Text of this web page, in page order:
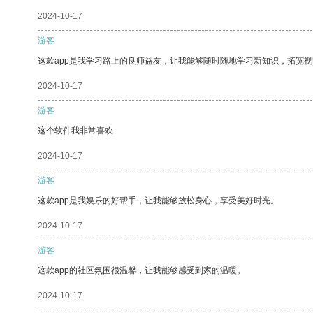
2024-10-17
游客
这款app是我学习路上的良师益友，让我能够随时随地学习新知识，拓宽
2024-10-17
游客
这个软件我非常喜欢
2024-10-17
游客
这款app是我娱乐的好帮手，让我能够放松身心，享受美好时光。
2024-10-17
游客
这款app的社区氛围很温馨，让我能够感受到家的温暖。
2024-10-17